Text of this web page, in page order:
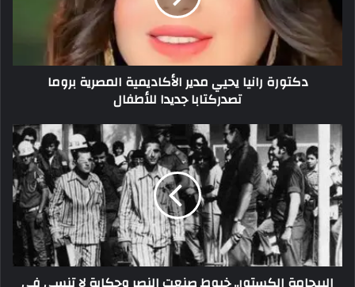
دكتورة رانيا يحيي ‏مدير الأكاديمية المصرية بروما
تصدركتابا جديدا للأطفال